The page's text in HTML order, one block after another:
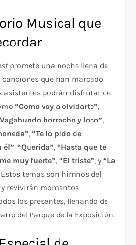
Musical que
promete una noche llena de
que han marcado
asistentes podrán disfrutar de
“Como voy a olvidarte”,
borracho y loco”,
,“Te lo pido de
él”,“Querida”,“Hasta que te
muy fuerte”,“El triste”, y“La
Estos temas son himnos del
y revivirán momentos
los presentes, llenando de
del Parque de la Exposición.